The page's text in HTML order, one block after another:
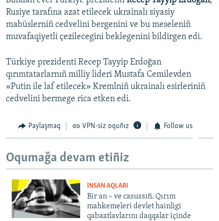
Rusiye tarafına azat etilecek ukrainalı siyasiy
mabüslerniñ cedvelini bergenini ve bu meseleniñ
muvafaqiyetli çezilecegini beklegenini bildirgen edi.
Türkiye prezidenti Recep Tayyip Erdoğan
qırımtatarlarnıñ milliy lideri Mustafa Cemilevden
«Putin ile laf etilecek» Kremlniñ ukrainalı esirleriniñ
cedvelini bermege rica etken edi.
Paylaşmaq VPN-siz oquñız Follow us
Oqumağa devam etiñiz
İNSAN AQLARI
Bir an – ve casussıñ. Qırım
mahkemeleri devlet hainligi
qabaatlavlarını daqqalar içinde